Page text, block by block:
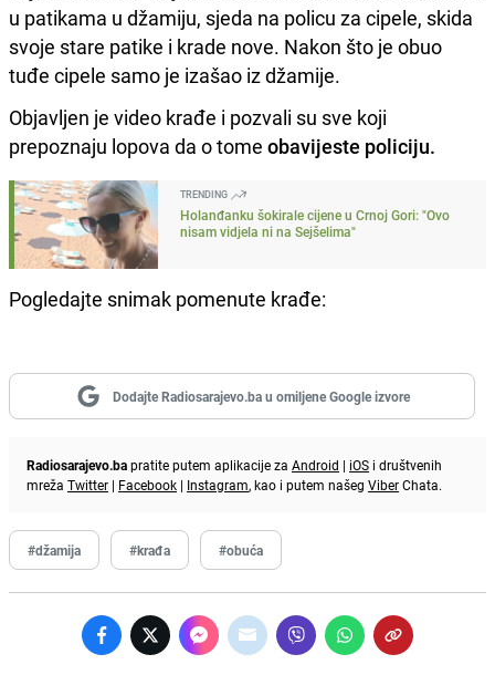
u patikama u džamiju, sjeda na policu za cipele, skida
svoje stare patike i krade nove. Nakon što je obuo
tuđe cipele samo je izašao iz džamije.
Objavljen je video krađe i pozvali su sve koji
prepoznaju lopova da o tome obavijeste policiju.
TRENDING
Holanđanku šokirale cijene u Crnoj Gori: "Ovo
nisam vidjela ni na Sejšelima"
Pogledajte snimak pomenute krađe:
Dodajte Radiosarajevo.ba u omiljene Google izvore
Radiosarajevo.bapratite putem aplikacije za Android | iOS i društvenih
mreža Twitter | Facebook | Instagram, kao i putem našeg ViberChata.
#džamija #krađa #obuća